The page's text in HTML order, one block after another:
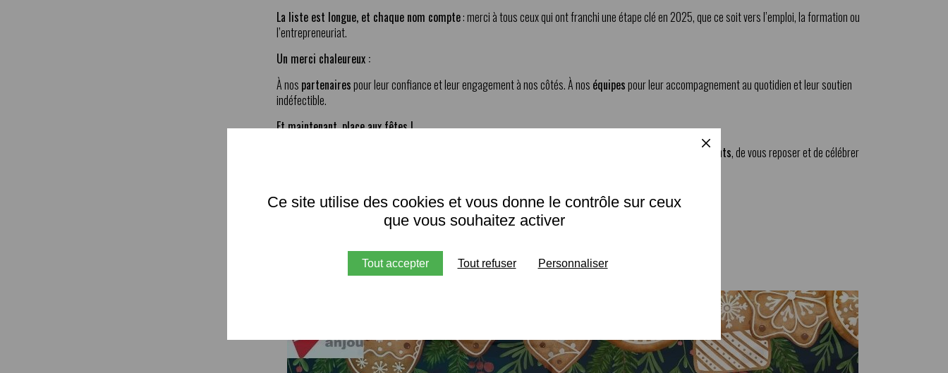
La liste est longue, et chaque nom compte: merci à tous ceux qui ont franchi une étape clé en 2025, que ce soit vers l’emploi, la formation ou
l’entrepreneuriat.
Un merci chaleureux :
À nos partenairespour leur confiance et leur engagement à nos côtés. À nos équipespour leur accompagnement au quotidien et leur soutien
indéfectible.
Et maintenant, place aux fêtes !
Prenez le temps de savourer ces moments, de vous reposer et de célébrer
Nous vous souhaitons de joyeuses fêtes de fin d’année
Rendez-vous en 2026 pour écrire ensemble de nouvelles pages !
X
Ce site utilise des cookies et vous donne le contrôle sur ceux
que vous souhaitez activer
Tout accepter Tout refuser Personnaliser